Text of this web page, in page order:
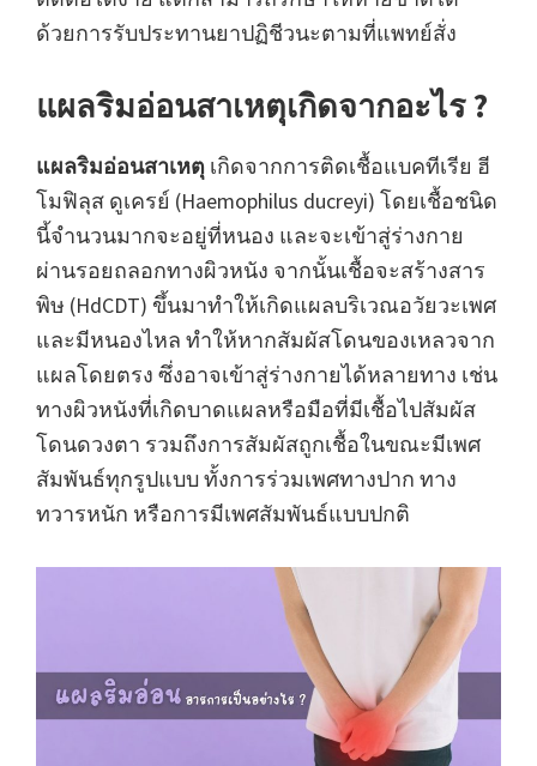
ด้วยการรับประทานยาปฏิชีวนะตามที่แพทย์สั่ง
แผลริมอ่อนสาเหตุเกิดจากอะไร ?
แผลริมอ่อนสาเหตุ เกิดจากการติดเชื้อแบคทีเรีย ฮี
โมฟิลุส ดูเครย์ (Haemophilus ducreyi) โดยเชื้อชนิด
นี้จำนวนมากจะอยู่ที่หนอง และจะเข้าสู่ร่างกาย
ผ่านรอยถลอกทางผิวหนัง จากนั้นเชื้อจะสร้างสาร
พิษ (HdCDT) ขึ้นมาทำให้เกิดแผลบริเวณอวัยวะเพศ
และมีหนองไหล ทำให้หากสัมผัสโดนของเหลวจาก
แผลโดยตรง ซึ่งอาจเข้าสู่ร่างกายได้หลายทาง เช่น
ทางผิวหนังที่เกิดบาดแผลหรือมือที่มีเชื้อไปสัมผัส
โดนดวงตา รวมถึงการสัมผัสถูกเชื้อในขณะมีเพศ
สัมพันธ์ทุกรูปแบบ ทั้งการร่วมเพศทางปาก ทาง
ทวารหนัก หรือการมีเพศสัมพันธ์แบบปกติ